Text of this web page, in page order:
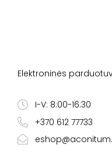
Elektroninės
I-V: 8:00-16:30
+370 612 77733